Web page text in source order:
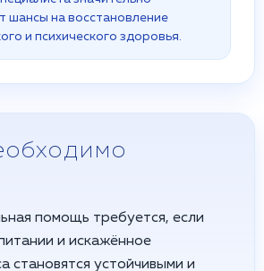
шансы на восстановление
и психического здоровья.
помощь требуется, если
и искажённое
становятся устойчивыми и